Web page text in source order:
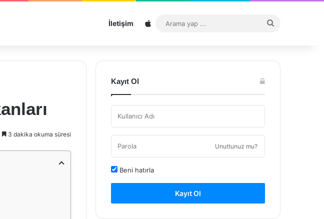
İletişim Sitemap
...
3 dakika okuma süresi
Kayıt Ol
Unuttunuz mu?
Beni hatırla
Kayıt Ol